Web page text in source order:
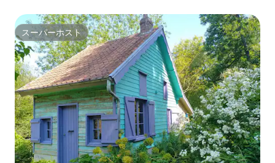
スーパーホスト
スーパーホスト